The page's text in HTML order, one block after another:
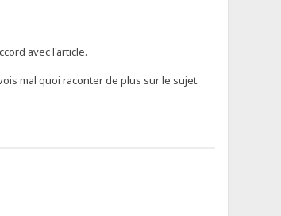
avec l'article.
mal quoi raconter de plus sur le sujet.